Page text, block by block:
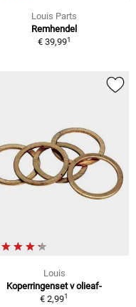
Louis Parts
Remhendel
€ 39,991
Louis
Koperringenset v olieaf-
€ 2,991